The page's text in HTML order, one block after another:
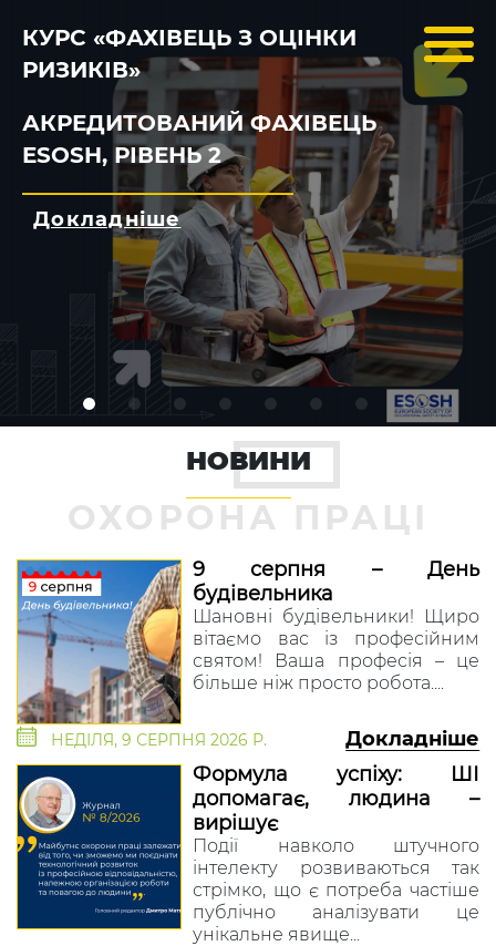
КУРС «ФАХІВЕЦЬ З ОЦІНКИ
РИЗИКІВ»
АКРЕДИТОВАНИЙ ФАХІВЕЦЬ
ESOSH, РІВЕНЬ 2
Докладніше
НОВИНИ
ОХОРОНА ПРАЦІ
9 серпня – День
будівельника
Шановні будівельники! Щиро
вітаємо вас із професійним
святом! Ваша професія – це
більше ніж просто робота....
НЕДІЛЯ, 9 СЕРПНЯ 2026 Р.
Докладніше
Формула успіху: ШІ
допомагає, людина –
вирішує
Події навколо штучного
інтелекту розвиваються так
стрімко, що є потреба частіше
публічно аналізувати це
унікальне явище...